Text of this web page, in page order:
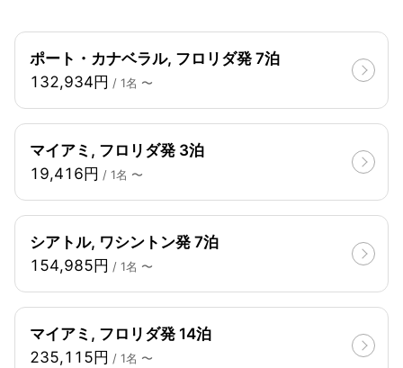
ポート・カナベラル, フロリダ発 7泊
132,934円 / 1名 〜
マイアミ, フロリダ発 3泊
19,416円 / 1名 〜
シアトル, ワシントン発 7泊
154,985円 / 1名 〜
マイアミ, フロリダ発 14泊
235,115円 / 1名 〜